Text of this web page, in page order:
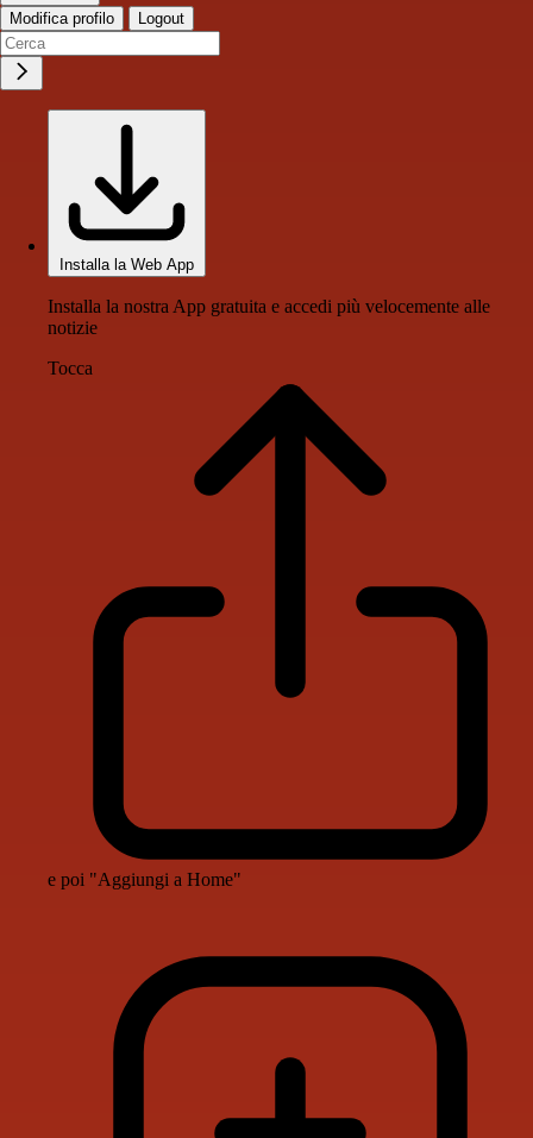
Modifica profilo Logout
Installa la Web App
Installa la nostra App gratuita e accedi più velocemente alle
notizie
Tocca
e poi "Aggiungi a Home"